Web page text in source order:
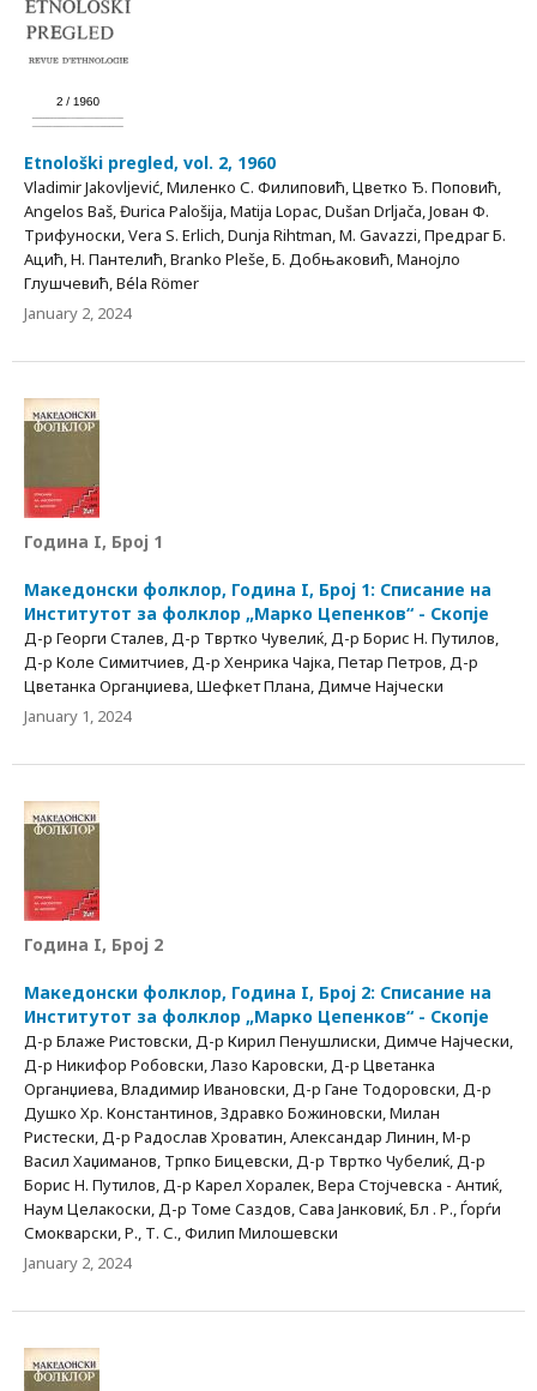
Etnološki pregled, vol. 2, 1960
Vladimir Jakovljević, Миленко С. Филиповић, Цветко Ђ. Поповић,
Angelos Baš, Đurica Palošija, Matija Lopac, Dušan Drljača, Јован Ф.
Трифуноски, Vera S. Erlich, Dunja Rihtman, M. Gavazzi, Предраг Б.
Ацић, Н. Пантелић, Branko Pleše, Б. Добњаковић, Манојло
Глушчевић, Béla Römer
January 2, 2024
Година I, Број 1
Македонски фолклор, Година I, Број 1: Списание на
Институтот за фолклор „Марко Цепенков“ - Скопје
Д-р Георги Сталев, Д-р Твртко Чувелиќ, Д-р Борис Н. Путилов,
Д-р Коле Симитчиев, Д-р Хенрика Чајка, Петар Петров, Д-р
Цветанка Органџиева, Шефкет Плана, Димче Најчески
January 1, 2024
Година I, Број 2
Македонски фолклор, Година I, Број 2: Списание на
Институтот за фолклор „Марко Цепенков“ - Скопје
Д-р Блаже Ристовски, Д-р Кирил Пенушлиски, Димче Најчески,
Д-р Никифор Робовски, Лазо Каровски, Д-р Цветанка
Органџиева, Владимир Ивановски, Д-р Гане Тодоровски, Д-р
Душко Хр. Константинов, Здравко Божиновски, Милан
Ристески, Д-р Радослав Хроватин, Александар Линин, М-р
Васил Хаџиманов, Трпко Бицевски, Д-р Твртко Чубелиќ, Д-р
Борис Н. Путилов, Д-р Карел Хоралек, Вера Стојчевска - Антиќ,
Наум Целакоски, Д-р Томе Саздов, Сава Јанковиќ, Бл . Р., Ѓорѓи
Смокварски, Р., Т. С., Филип Милошевски
January 2, 2024